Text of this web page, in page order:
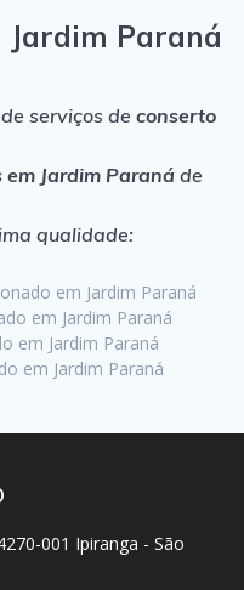
Jardim Paraná
serviços de conserto
Jardim Paraná de
qualidade:
em Jardim Paraná
em Jardim Paraná
em Jardim Paraná
em Jardim Paraná
001 Ipiranga - São